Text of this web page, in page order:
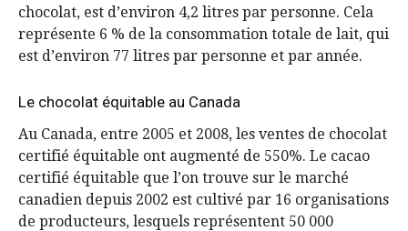
chocolat, est d’environ 4,2 litres par personne. Cela
représente 6 % de la consommation totale de lait, qui
est d’environ 77 litres par personne et par année.
Le chocolat équitable au Canada
Au Canada, entre 2005 et 2008, les ventes de chocolat
certifié équitable ont augmenté de 550%. Le cacao
certifié équitable que l’on trouve sur le marché
canadien depuis 2002 est cultivé par 16 organisations
de producteurs, lesquels représentent 50 000